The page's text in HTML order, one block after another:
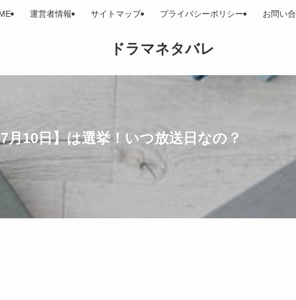
ドラマネタバレ
運営者情報 サイトマップ プライバシーポリシー お問い
月10日】は選挙！いつ放送日なの？